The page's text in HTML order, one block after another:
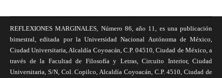
REFLEXIONES MARGINALES, Número 86, año 11, es una publicación
bimestral, editada por la Universidad Nacional Autónoma de México,
Ciudad Universitaria, Alcaldía Coyoacán, C.P. 04510, Ciudad de México, a
través de la Facultad de Filosofía y Letras, Circuito Interior, Ciudad
Universitaria, S/N, Col. Copilco, Alcaldía Coyoacán, C.P. 4510, Ciudad de